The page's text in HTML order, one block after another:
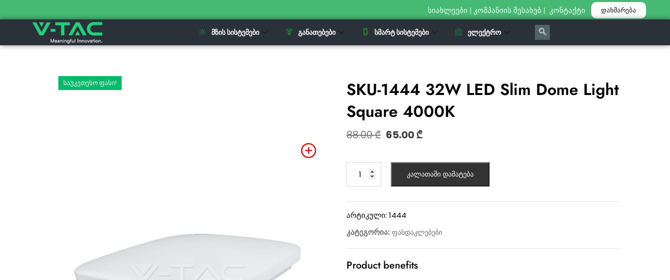
სიახლეები | კომპანიის შესახებ | კონტაქტი დახმარება
ᲛᲖᲘᲡ ᲡᲘᲡᲢᲔᲛᲔᲑᲘ ᲒᲐᲜᲐᲗᲔᲑᲔᲑᲘ ᲡᲛᲐᲠᲢ ᲡᲘᲡᲢᲔᲛᲔᲑᲘ ᲔᲚᲔᲥᲢᲠᲝ
საუკეთესო ფასი!
SKU-1444 32W LED Slim Dome Light
Square 4000K
88.00₾ 65.00₾
კალათაში დამატება
არტიკული: 1444
კატეგორია: ფასდაკლებები
Product benefits